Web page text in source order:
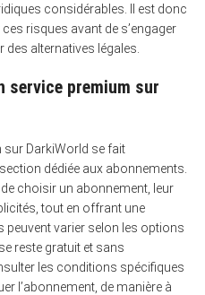
considérables. Il est donc
risques avant de s’engager
des alternatives légales.
service premium sur
sur DarkiWorld se fait
dédiée aux abonnements.
choisir un abonnement, leur
tout en offrant une
peuvent varier selon les options
reste gratuit et sans
les conditions spécifiques
l’abonnement, de manière à